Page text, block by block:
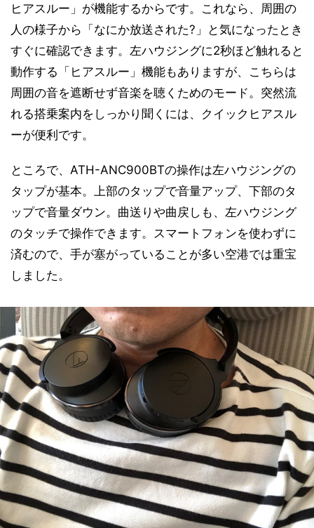
ヒアスルー」が機能するからです。これなら、周囲の
人の様子から「なにか放送された?」と気になったとき
すぐに確認できます。左ハウジングに2秒ほど触れると
動作する「ヒアスルー」機能もありますが、こちらは
周囲の音を遮断せず音楽を聴くためのモード。突然流
れる搭乗案内をしっかり聞くには、クイックヒアスル
ーが便利です。
ところで、ATH-ANC900BTの操作は左ハウジングの
タップが基本。上部のタップで音量アップ、下部のタ
ップで音量ダウン。曲送りや曲戻しも、左ハウジング
のタッチで操作できます。スマートフォンを使わずに
済むので、手が塞がっていることが多い空港では重宝
しました。